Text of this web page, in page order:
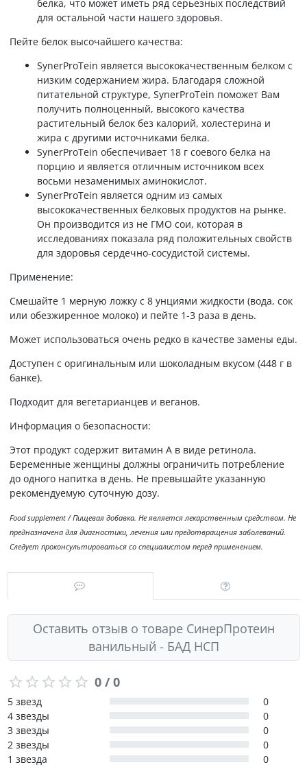
белка, что может иметь ряд серьезных последствий
для остальной части нашего здоровья.
Пейте белок высочайшего качества:
SynerProTein является высококачественным белком с
низким содержанием жира. Благодаря сложной
питательной структуре, SynerProTein поможет Вам
получить полноценный, высокого качества
растительный белок без калорий, холестерина и
жира с другими источниками белка.
SynerProTein обеспечивает 18 г соевого белка на
порцию и является отличным источником всех
восьми незаменимых аминокислот.
SynerProTein является одним из самых
высококачественных белковых продуктов на рынке.
Он производится из не ГМО сои, которая в
исследованиях показала ряд положительных свойств
для здоровья сердечно-сосудистой системы.
Применение:
Смешайте 1 мерную ложку с 8 унциями жидкости (вода, сок
или обезжиренное молоко) и пейте 1-3 раза в день.
Может использоваться очень редко в качестве замены еды.
Доступен с оригинальным или шоколадным вкусом (448 г в
банке).
Подходит для вегетарианцев и веганов.
Информация о безопасности:
Этот продукт содержит витамин А в виде ретинола.
Беременные женщины должны ограничить потребление
до одного напитка в день. Не превышайте указанную
рекомендуемую суточную дозу.
Food supplement / Пищевая добавка. Не является лекарственным средством. Не
предназначена для диагностики, лечения или предотвращения заболеваний.
Следует проконсультироваться со специалистом перед применением.
Оставить отзыв о товаре СинерПротеин
ванильный - БАД НСП
0 / 0
5 звезд
0
4 звезды
0
3 звезды
0
2 звезды
0
1 звезда
0